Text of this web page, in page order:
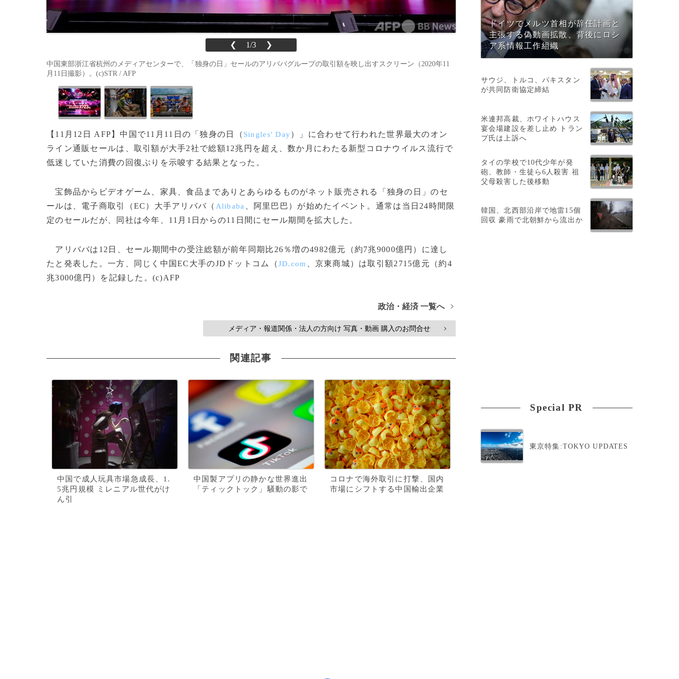
❮ 1/3 ❯
中国東部浙江省杭州のメディアセンターで、「独身の日」セールのアリババグループの取引額を映し出すスクリーン（2020年11
月11日撮影）。(c)STR / AFP
【11月12日 AFP】中国で11月11日の「独身の日（ Singles' Day）」に合わせて行われた世界最大のオン
ライン通販セールは、取引額が大手2社で総額12兆円を超え、数か月にわたる新型コロナウイルス流行で
低迷していた消費の回復ぶりを示唆する結果となった。
宝飾品からビデオゲーム、家具、食品までありとあらゆるものがネット販売される「独身の日」のセ
ールは、電子商取引（EC）大手アリババ（ Alibaba
、阿里巴巴）が始めたイベント。通常は当日24時間限
定のセールだが、同社は今年、11月1日からの11日間にセール期間を拡大した。
アリババは12日、セール期間中の受注総額が前年同期比26％増の4982億元（約7兆9000億円）に達し
たと発表した。一方、同じく中国EC大手のJDドットコム（JD.com
、京東商城）は取引額2715億元（約4
兆3000億円）を記録した。(c)AFP
政治・経済 一覧へ >
メディア・報道関係・法人の方向け 写真・動画 購入のお問合せ >
関連記事
中国で成人玩具市場急成長、1.
5兆円規模 ミレニアル世代がけ
ん引
中国製アプリの静かな世界進出
「ティックトック」騒動の影で
コロナで海外取引に打撃、国内
市場にシフトする中国輸出企業
ドイツでメルツ首相が辞任計画と
主張する偽動画拡散、背後にロシ
ア系情報工作組織
サウジ、トルコ、パキスタン
が共同防衛協定締結
米連邦高裁、ホワイトハウス
宴会場建設を差し止め トラン
プ氏は上訴へ
タイの学校で10代少年が発
砲、教師・生徒ら6人殺害 祖
父母殺害した後移動
韓国、北西部沿岸で地雷15個
回収 豪雨で北朝鮮から流出か
Special PR
東京特集:TOKYO UPDATES